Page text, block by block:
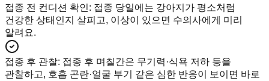
접종 전 컨디션 확인: 접종 당일에는 강아지가 평소처럼
건강한 상태인지 살피고, 이상이 있으면 수의사에게 미리
알려요.
접종 후 관찰: 접종 후 며칠간은 무기력·식욕 저하 등을
관찰하고, 호흡 곤란·얼굴 부기 같은 심한 반응이 보이면 바로